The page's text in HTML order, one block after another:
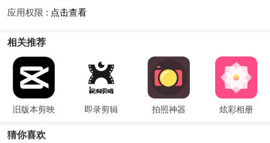
应用权限 : 点击查看
相关推荐
旧版本剪映 即录剪辑 拍照神器 炫彩相册
猜你喜欢